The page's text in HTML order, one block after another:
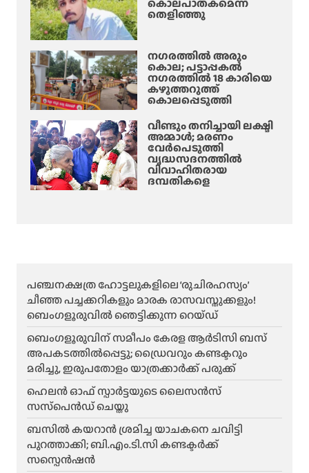
തെളിഞ്ഞു
നഗരത്തിൽ അരും
കൊല; പട്ടാപ്പകൽ
നഗരത്തിൽ 18 കാരിയെ
കഴുത്തറുത്ത്
കൊലപ്പെടുത്തി
വീണ്ടും തനിച്ചായി ലക്ഷ്മി
അമ്മാള്‍; മരണം
വേർപെടുത്തി
വൃദ്ധസദനത്തില്‍
വിവാഹിതരായ
ദമ്പതികളെ
പഞ്ചനക്ഷത്ര ഹോട്ടലുകളിലെ ‘രുചിരഹസ്യം’
ചീഞ്ഞ പച്ചക്കറികളും മാരക രാസവസ്തുക്കളും!
ബെംഗളൂരുവിൽ ഞെട്ടിക്കുന്ന റെയ്ഡ്
ബെംഗളൂരുവിന് സമീപം കേരള ആർടിസി ബസ്
അപകടത്തിൽപ്പെട്ടു; ഡ്രൈവറും കണ്ടക്ടറും
മരിച്ചു, ഇരുപതോളം യാത്രക്കാർക്ക് പരുക്ക്
ഹെലന്‍ ഓഫ് സ്പാര്‍ട്ടയുടെ ലൈസന്‍സ്
സസ്‌പെന്‍ഡ് ചെയ്തു
ബസിൽ കയറാൻ ശ്രമിച്ച യാചകനെ ചവിട്ടി
പുറത്താക്കി; ബി.എം.ടി.സി കണ്ടക്ടർക്ക്
സസ്പെൻഷൻ